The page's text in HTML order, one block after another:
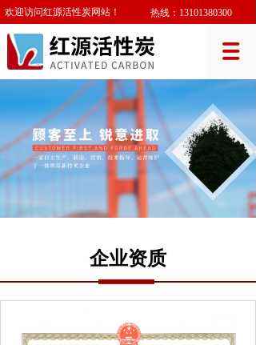
欢迎访问红源活性炭网站！ 热线： 13101380300
企业资质